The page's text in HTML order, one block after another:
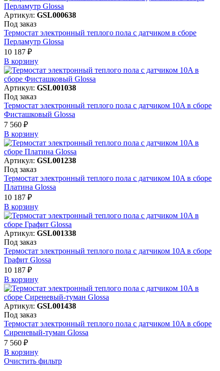
Артикул: GSL000638
Под заказ
Термостат электронный теплого пола с датчиком в сборе
Перламутр Glossa
10 187 ₽
В корзинy
Артикул: GSL001038
Под заказ
Термостат электронный теплого пола с датчиком 10A в сборе
Фисташковый Glossa
7 560 ₽
В корзинy
Артикул: GSL001238
Под заказ
Термостат электронный теплого пола с датчиком 10A в сборе
Платина Glossa
10 187 ₽
В корзинy
Артикул: GSL001338
Под заказ
Термостат электронный теплого пола с датчиком 10A в сборе
Графит Glossa
10 187 ₽
В корзинy
Артикул: GSL001438
Под заказ
Термостат электронный теплого пола с датчиком 10A в сборе
Сиреневый-туман Glossa
7 560 ₽
В корзинy
Очистить фильтр